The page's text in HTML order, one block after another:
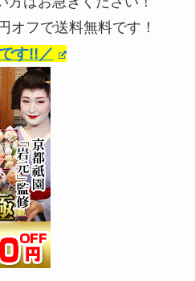
オフで送料無料です！
す!!／